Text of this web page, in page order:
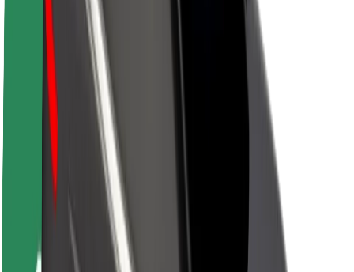
Blogs
Ziņu telpa
Zīmola vadlīnijas
Misija
Attiecības ar investoriem
Vadība
Zīmols
Pilsētvides fonds